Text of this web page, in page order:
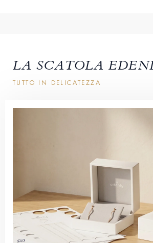
LA SCATOLA
TUTTO IN DELICATEZZA